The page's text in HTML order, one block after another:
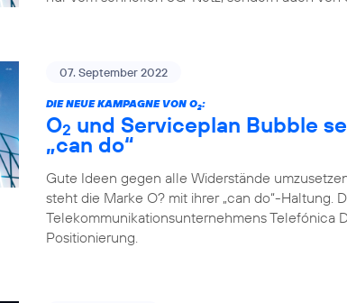
07. September 2022
DIE NEUE KAMPAGNE VON O2:
O2 und Serviceplan Bubble
„can do“
Gute Ideen gegen alle Widerstände
steht die Marke O? mit ihrer „can do“-Haltung.
Telekommunikationsunternehmens Telefónica
Positionierung.